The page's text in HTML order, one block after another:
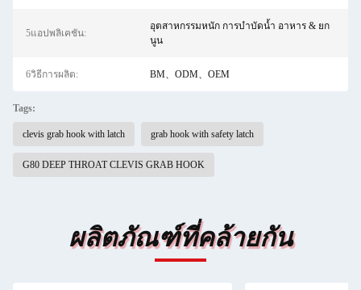
5แอปพลิเคชัน:
อุตสาหกรรมหนัก การบำบัดน้ำ อาหาร & ยก
นูน
6วิธีการผลิต: BM、ODM、OEM
Tags:
clevis grab hook with latch grab hook with safety latch
G80 DEEP THROAT CLEVIS GRAB HOOK
ผลิตภัณฑ์ที่คล้ายกัน